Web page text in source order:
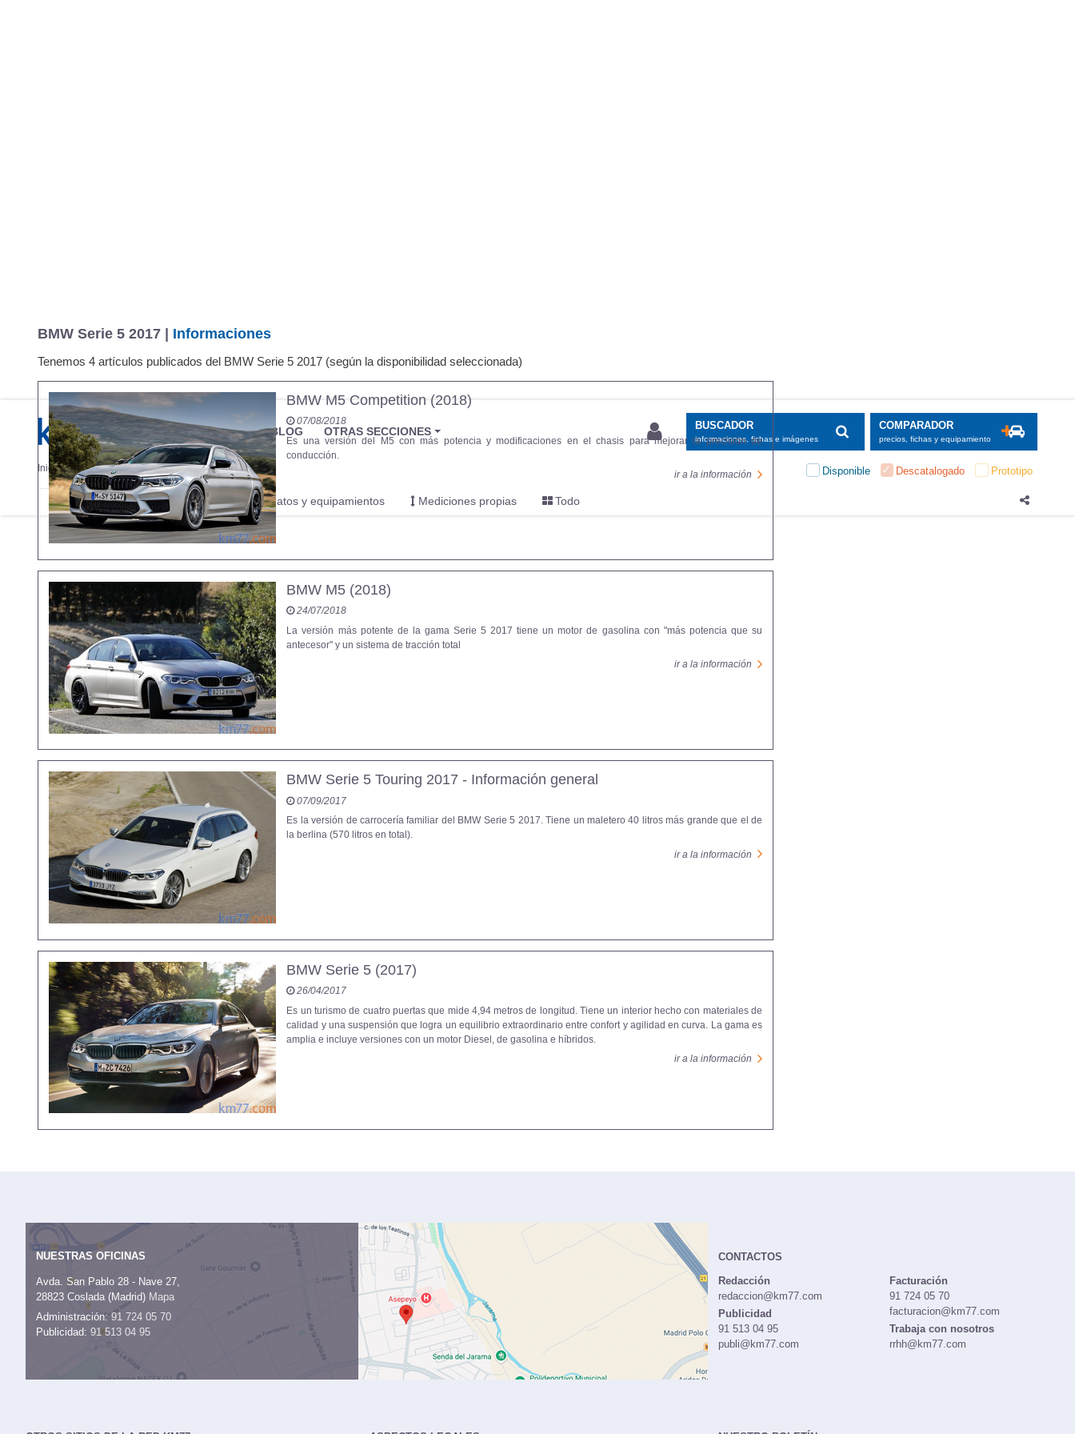
MARCAS REVISTA/BLOG OTRAS SECCIONES BUSCADOR
informaciones, fichas e imágenes
COMPARADOR
precios, fichas y equipamiento
Inicio Marcas BMW Serie 5 2017 Disponible Descatalogado Prototipo
Información Fotos Precios, datos y equipamientos Mediciones propias Todo
BMW Serie 5 2017 | Informaciones
Tenemos 4 artículos publicados del BMW Serie 5 2017 (según la disponibilidad seleccionada)
BMW M5 Competition (2018)
07/08/2018
Es una versión del M5 con más potencia y modificaciones en el chasis para mejorar la precisión de
conducción.
ir a la información
BMW M5 (2018)
24/07/2018
La versión más potente de la gama Serie 5 2017 tiene un motor de gasolina con "más potencia que su
antecesor" y un sistema de tracción total
ir a la información
BMW Serie 5 Touring 2017 - Información general
07/09/2017
Es la versión de carrocería familiar del BMW Serie 5 2017. Tiene un maletero 40 litros más grande que el de
la berlina (570 litros en total).
ir a la información
BMW Serie 5 (2017)
26/04/2017
Es un turismo de cuatro puertas que mide 4,94 metros de longitud. Tiene un interior hecho con materiales de
calidad y una suspensión que logra un equilibrio extraordinario entre confort y agilidad en curva. La gama es
amplia e incluye versiones con un motor Diesel, de gasolina e híbridos.
ir a la información
NUESTRAS OFICINAS
Avda. San Pablo 28 - Nave 27,
28823 Coslada (Madrid) Mapa
Administración:91 724 05 70
Publicidad: 91 513 04 95
CONTACTOS
Redacción
redaccion@km77.com
Publicidad
91 513 04 95
publi@km77.com
Facturación
91 724 05 70
facturacion@km77.com
Trabaja con nosotros
rrhh@km77.com